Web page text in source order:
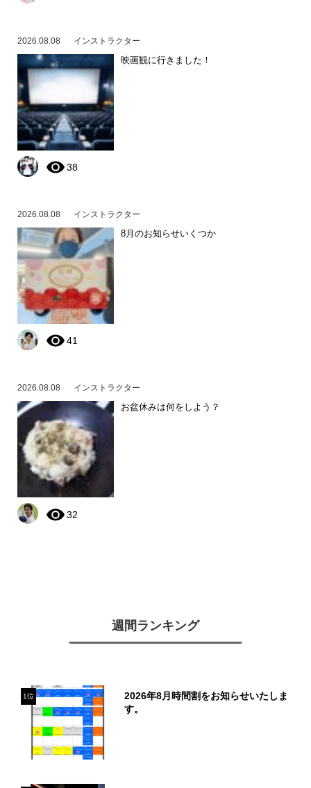
2026.08.08 インストラクター
映画観に行きました！
38
2026.08.08 インストラクター
8月のお知らせいくつか
41
2026.08.08 インストラクター
お盆休みは何をしよう？
32
週間ランキング
1位
2026年8月時間割をお知らせいたしま
す。